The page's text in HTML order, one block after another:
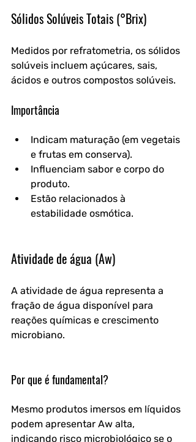
Sólidos Solúveis Totais (°Brix)
Medidos por refratometria, os sólidos
solúveis incluem açúcares, sais,
ácidos e outros compostos solúveis.
Importância
Indicam maturação (em vegetais
e frutas em conserva).
Influenciam sabor e corpo do
produto.
Estão relacionados à
estabilidade osmótica.
Atividade de água (Aw)
A atividade de água representa a
fração de água disponível para
reações químicas e crescimento
microbiano.
Por que é fundamental?
Mesmo produtos imersos em líquidos
podem apresentar Aw alta,
indicando risco microbiológico se o